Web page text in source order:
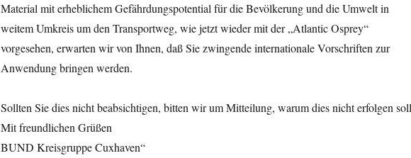
Material mit erheblichem Gefährdungspotential für die Bevölkerung und die Umwelt in
weitem Umkreis um den Transportweg, wie jetzt wieder mit der „Atlantic Osprey“
vorgesehen, erwarten wir von Ihnen, daß Sie zwingende internationale Vorschriften zur
Anwendung bringen werden.
Sollten Sie dies nicht beabsichtigen, bitten wir um Mitteilung, warum dies nicht erfolgen
Mit freundlichen Grüßen
BUND Kreisgruppe Cuxhaven“